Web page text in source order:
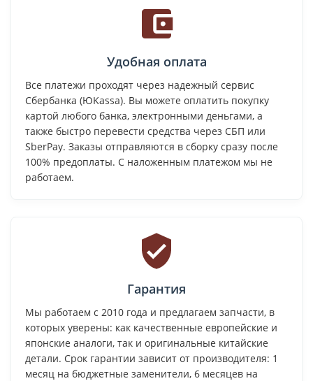
Удобная оплата
Все платежи проходят через надежный сервис
Сбербанка (ЮKassa). Вы можете оплатить покупку
картой любого банка, электронными деньгами, а
также быстро перевести средства через СБП или
SberPay. Заказы отправляются в сборку сразу после
100% предоплаты. С наложенным платежом мы не
работаем.
Гарантия
Мы работаем с 2010 года и предлагаем запчасти, в
которых уверены: как качественные европейские и
японские аналоги, так и оригинальные китайские
детали. Срок гарантии зависит от производителя: 1
месяц на бюджетные заменители, 6 месяцев на